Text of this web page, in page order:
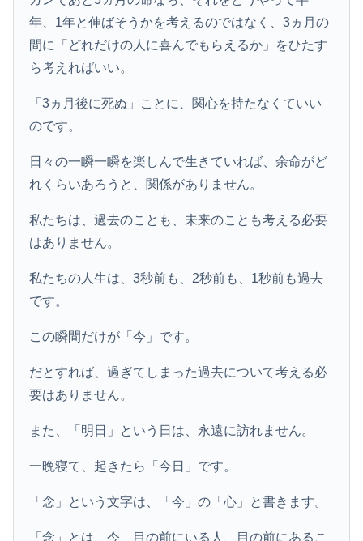
年、1年と伸ばそうかを考えるのではなく、3ヵ月の
間に「どれだけの人に喜んでもらえるか」をひたす
ら考えればいい。
「3ヵ月後に死ぬ」ことに、関心を持たなくていい
のです。
日々の一瞬一瞬を楽しんで生きていれば、余命がど
れくらいあろうと、関係がありません。
私たちは、過去のことも、未来のことも考える必要
はありません。
私たちの人生は、3秒前も、2秒前も、1秒前も過去
です。
この瞬間だけが「今」です。
だとすれば、過ぎてしまった過去について考える必
要はありません。
また、「明日」という日は、永遠に訪れません。
一晩寝て、起きたら「今日」です。
「念」という文字は、「今」の「心」と書きます。
「念」とは、今、目の前にいる人、目の前にあるこ